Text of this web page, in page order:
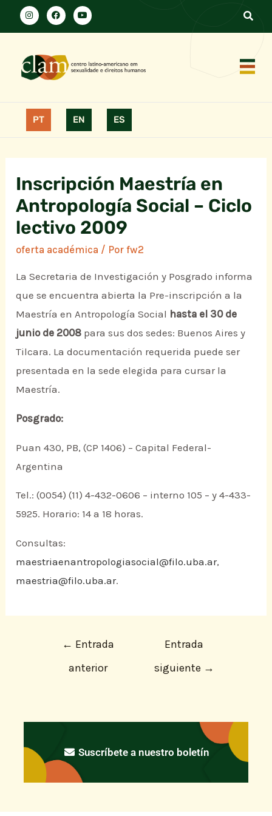
PT EN ES
Inscripción Maestría en
Antropología Social – Ciclo
lectivo 2009
oferta académica / Porfw2
La Secretaria de Investigación y Posgrado informa
que se encuentra abierta la Pre-inscripción a la
Maestría en Antropología Social hasta el 30 de
junio de 2008 para sus dos sedes: Buenos Aires y
Tilcara. La documentación requerida puede ser
presentada en la sede elegida para cursar la
Maestría.
Posgrado:
Puan 430, PB, (CP 1406) – Capital Federal-
Argentina
Tel.: (0054) (11) 4-432-0606 – interno 105 – y 4-433-
5925. Horario: 14 a 18 horas.
Consultas:
maestriaenantropologiasocial@filo.uba.ar,
maestria@filo.uba.ar.
← Entrada
anterior
Entrada
siguiente →
Suscríbete a nuestro boletín